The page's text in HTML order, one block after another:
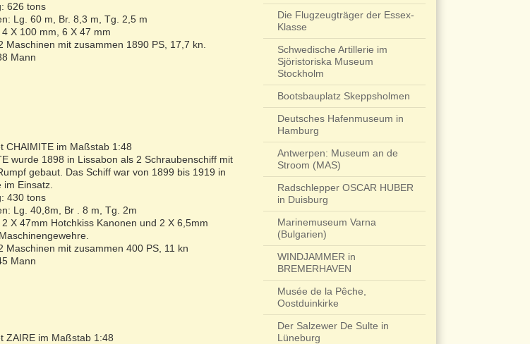
626 tons
Lg. 60 m, Br. 8,3 m, Tg. 2,5 m
X 100 mm, 6 X 47 mm
Maschinen mit zusammen 1890 PS, 17,7 kn.
Mann
CHAIMITE im Maßstab 1:48
wurde 1898 in Lissabon als 2 Schraubenschiff mit
gebaut. Das Schiff war von 1899 bis 1919 in
Einsatz.
430 tons
Lg. 40,8m, Br . 8 m, Tg. 2m
X 47mm Hotchkiss Kanonen und 2 X 6,5mm
Maschinen mit zusammen 400 PS, 11 kn
Mann
ZAIRE im Maßstab 1:48
Die Flugzeugträger der Essex-
Klasse
Schwedische Artillerie im
Sjöristoriska Museum
Stockholm
Bootsbauplatz Skeppsholmen
Deutsches Hafenmuseum in
Hamburg
Antwerpen: Museum an de
Stroom (MAS)
Radschlepper OSCAR HUBER
in Duisburg
Marinemuseum Varna
(Bulgarien)
WINDJAMMER in
BREMERHAVEN
Musée de la Pêche,
Oostduinkirke
Der Salzewer De Sulte in
Lüneburg